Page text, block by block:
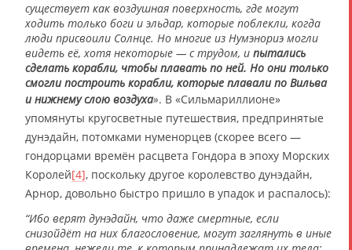
существует как воздушная поверхность, где могут
ходить только боги и эльдар, которые поблекли, когда
люди присвоили Солнце. Но многие из Нумэнориэ могли
видеть её, хотя некоторые ― с трудом, и пытались
сделать корабли, чтобы плавать по ней. Но они только
смогли построить корабли, которые плавали по Вильва
и нижнему слою воздуха». В «Сильмариллионе»
упомянуты кругосветные путешествия, предпринятые
дунэдайн, потомками нуменорцев (скорее всего —
гондорцами времён расцвета Гондора в эпоху Морских
Королей[4], поскольку другое королевство дунэдайн,
Арнор, довольно быстро пришло в упадок и распалось):
“Ибо верят дунэдайн, что даже смертные, если
снизойдёт на них благословение, могут заглянуть в иные